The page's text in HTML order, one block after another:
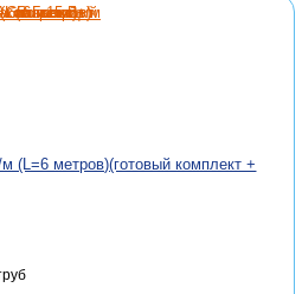
(L=6 метров)(готовый комплект +